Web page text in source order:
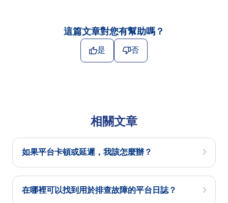
這篇文章對您有幫助嗎？
是 否
相關文章
如果平台卡頓或延遲，我該怎麼辦？
在哪裡可以找到用於排查故障的平台日誌？